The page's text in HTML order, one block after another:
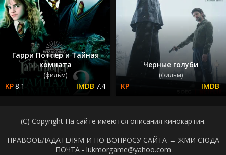
Гарри Поттер и Тайная
комната
(фильм)
8.1 7.4
Черные голуби
(фильм)
(C) Copyright На сайте имеются описания кинокартин.
ПРАВООБЛАДАТЕЛЯМ И ПО ВОПРОСУ САЙТА → ЖМИ СЮДА
ПОЧТА - lukmorgame@yahoo.com